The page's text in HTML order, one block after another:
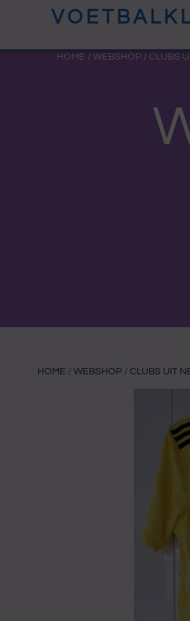
de
HOME / WEBSHOP / CLUBS
HOME / WEBSHOP/ CLUBS UIT